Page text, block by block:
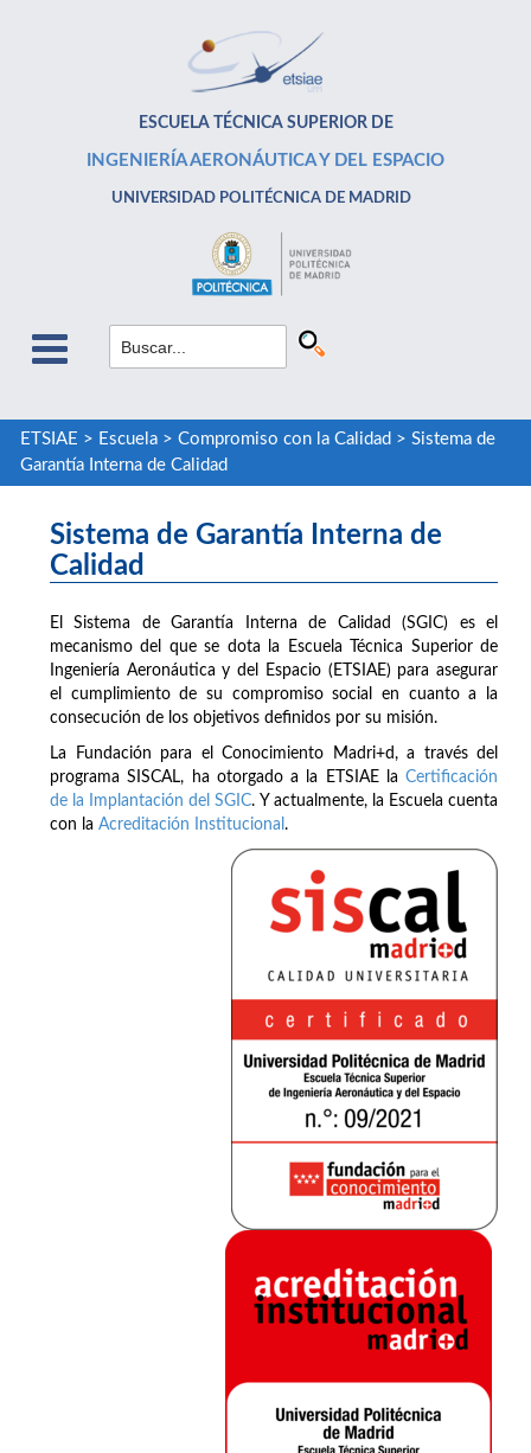
ESCUELA TÉCNICA SUPERIOR DE
INGENIERÍA AERONÁUTICA Y DEL ESPACIO
UNIVERSIDAD POLITÉCNICA DE MADRID
ETSIAE > Escuela> Compromiso con la Calidad > Sistema de
Garantía Interna de Calidad
Sistema de Garantía Interna de
Calidad
El Sistema de Garantía Interna de Calidad (SGIC) es el
mecanismo del que se dota la Escuela Técnica Superior de
Ingeniería Aeronáutica y del Espacio (ETSIAE) para asegurar
el cumplimiento de su compromiso social en cuanto a la
consecución de los objetivos definidos por su misión.
La Fundación para el Conocimiento Madri+d, a través del
programa SISCAL, ha otorgado a la ETSIAE la Certificación
de la Implantación del SGIC. Y actualmente, la Escuela cuenta
con la Acreditación Institucional .